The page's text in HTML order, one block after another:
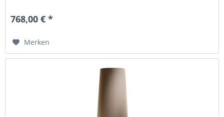
768,00 € *
Merken